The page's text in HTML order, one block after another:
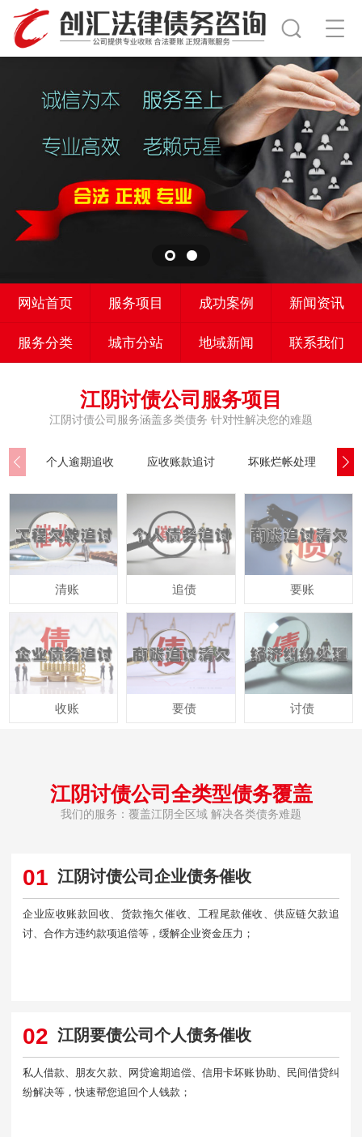
网站首页 服务项目 成功案例 新闻资讯
服务分类 城市分站 地域新闻 联系我们
江阴讨债公司服务项目
江阴讨债公司服务涵盖多类债务 针对性解决您的难题
个人逾期追收 应收账款追讨 坏账烂帐处理
清账
收账
追债
要债
要账
讨债
江阴讨债公司全类型债务覆盖
我们的服务：覆盖江阴全区域 解决各类债务难题
01 江阴讨债公司企业债务催收
企业应收账款回收、货款拖欠催收、工程尾款催收、供应链欠款追
讨、合作方违约款项追偿等，缓解企业资金压力；
02 江阴要债公司个人债务催收
私人借款、朋友欠款、网贷逾期追偿、信用卡坏账协助、民间借贷纠
纷解决等，快速帮您追回个人钱款；